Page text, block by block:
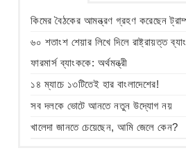
কিমের বৈঠকের আমন্ত্রণ গ্রহণ করেছেন
৬০ শতাংশ শেয়ার লিখে দিলে রাষ্ট্রায়ত্ত
ফারমার্স ব্যাংককে: অর্থমন্ত্রী
১৪ ম্যাচে ১৩টিতেই হার বাংলাদেশের!
সব দলকে ভোটে আনতে নতুন উদ্যোগ নয়
খালেদা জানতে চেয়েছেন, আমি জেলে কেন?